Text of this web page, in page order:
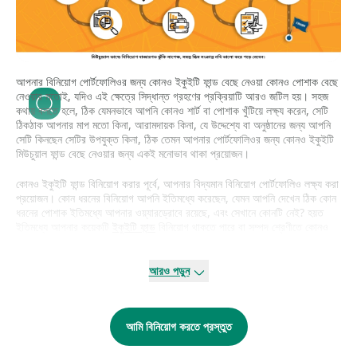
আপনার বিনিয়োগ পোর্টফোলিওর জন্য কোনও ইকুইটি ফান্ড বেছে নেওয়া কোনও পোশাক বেছে
নেওয়ার মতোই, যদিও এই ক্ষেত্রে সিদ্ধান্ত গ্রহণের প্রক্রিয়াটি আরও জটিল হয়। সহজ
কথায় বলতে হলে, ঠিক যেমনভাবে আপনি কোনও শার্ট বা পোশাক খুঁটিয়ে লক্ষ্য করেন, সেটি
ঠিকঠাক আপনার মাপ মতো কিনা, আরামদায়ক কিনা, যে উদ্দেশ্যে বা অনুষ্ঠানের জন্য আপনি
সেটি কিনছেন সেটির উপযুক্ত কিনা, ঠিক তেমন আপনার পোর্টফোলিওর জন্য কোনও ইকুইটি
মিউচুয়াল ফান্ড বেছে নেওয়ার জন্য একই মনোভাব থাকা প্রয়োজন।
কোনও ইকুইটি ফান্ড বিনিয়োগ করার পূর্বে, আপনার বিদ্যমান বিনিয়োগ পোর্টফোলিও লক্ষ্য করা
প্রয়োজন। কোন ধরনের বিনিয়োগ আপনি ইতিমধ্যে করেছেন, যেমন আপনি দেখেন ঠিক কোন
ধরনের পোশাক ইতিমধ্যে আপনার ওয়্যারড্রোবে রয়েছে, এবং সেখানে কোনটি নেই? হয়ত
ইতিমধ্যে কোনও বৈচিত্র্যপূর্ণ ইকুইটি ফান্ডে বিনিয়োগ করে থাকেন, তাহলে আপনি কোনও অন্য
কর সাশ্রয় করা এবং আপনার পোর্টফোলিওতে সেইরকম কোনও ফান্ড না থাকে, তাহলে সেটি
কোনও কর সাশ্রয়কারী ফান্ডও হতে পারে। বিভিন্ন প্রকারের ফান্ডের মধ্যে বৈচিত্র্যপূর্ণতার
মাধ্যমে আপনার ইকুইটি সম্পদ শ্রেণীর ঝুঁকি ছড়িয়ে রাখা প্রয়োজন।
আরও পড়ুন
আমি বিনিয়োগ করতে প্রস্তুত